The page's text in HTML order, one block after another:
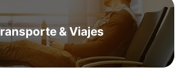
& Viajes